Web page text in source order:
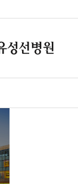
약
내
보
스
식
News
내